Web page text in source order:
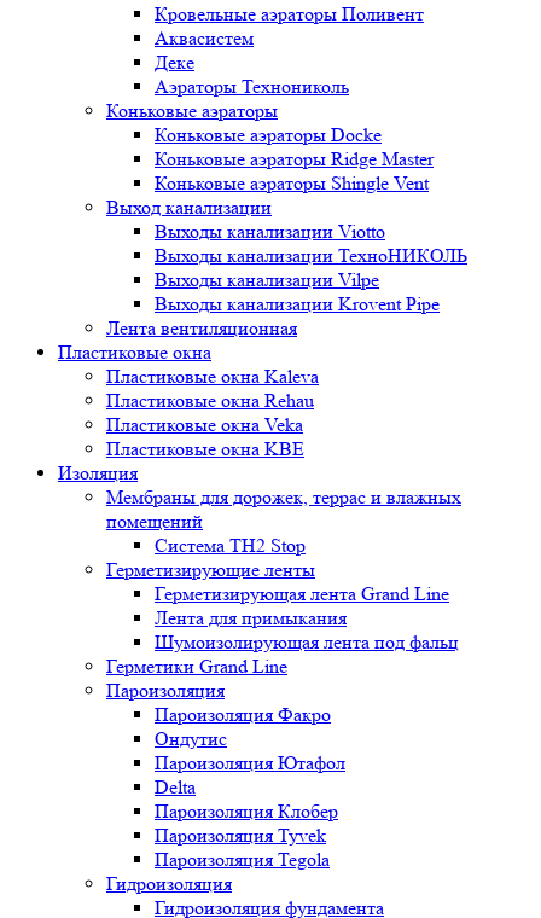
Кровельные аэраторы Поливент
Аквасистем
Деке
Аэраторы Технониколь
Коньковые аэраторы
Коньковые аэраторы Docke
Коньковые аэраторы Ridge Master
Коньковые аэраторы Shingle Vent
Выход канализации
Выходы канализации Viotto
Выходы канализации ТехноНИКОЛЬ
Выходы канализации Vilpe
Выходы канализации Krovent Pipe
Лента вентиляционная
Пластиковые окна
Пластиковые окна Kaleva
Пластиковые окна Rehau
Пластиковые окна Veka
Пластиковые окна KBE
Изоляция
Мембраны для дорожек, террас и влажных
помещений
Система TH2 Stop
Герметизирующие ленты
Герметизирующая лента Grand Line
Лента для примыкания
Шумоизолирующая лента под фальц
Герметики Grand Line
Пароизоляция
Пароизоляция Факро
Ондутис
Пароизоляция Ютафол
Delta
Пароизоляция Клобер
Пароизоляция Tyvek
Пароизоляция Tegola
Гидроизоляция
Гидроизоляция фундамента